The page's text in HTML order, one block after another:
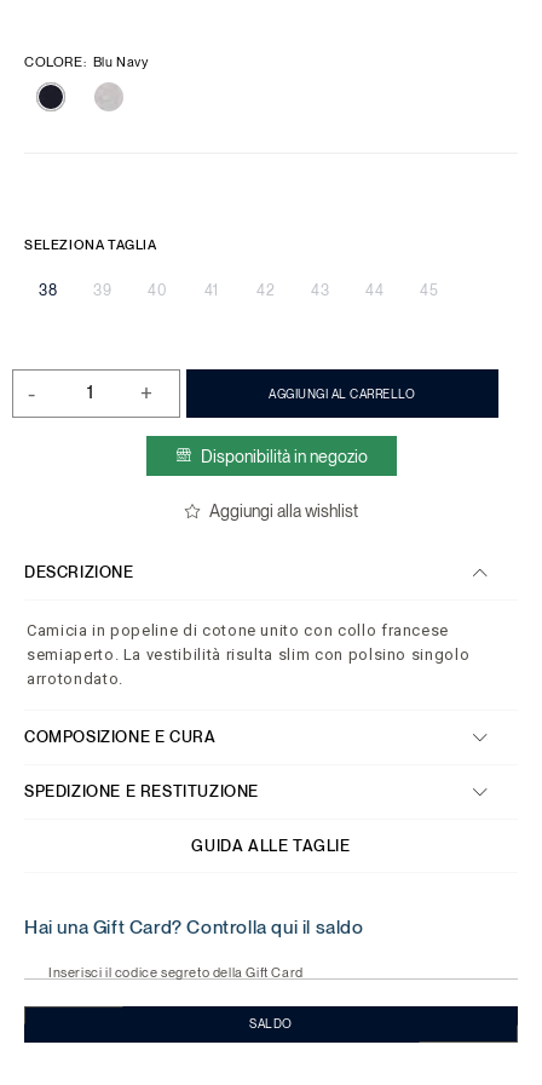
COLORE: Blu Navy
SELEZIONA TAGLIA
38 39 40 41 42 43 44 45
- + AGGIUNGI AL CARRELLO
Disponibilità in negozio
Aggiungi alla wishlist
DESCRIZIONE
Camicia in popeline di cotone unito con collo francese
semiaperto. La vestibilità risulta slim con polsino singolo
arrotondato.
COMPOSIZIONE E CURA
SPEDIZIONE E RESTITUZIONE
GUIDA ALLE TAGLIE
Hai una Gift Card? Controlla qui il saldo
Inserisci il codice segreto della Gift Card
SALDO